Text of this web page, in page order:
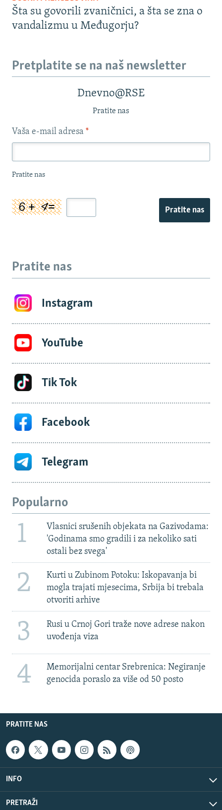
Šta su govorili zvaničnici, a šta se zna o
vandalizmu u Međugorju?
Pretplatite se na naš newsletter
Dnevno@RSE
Pratite nas
Vaša e-mail adresa *
Pratite nas
Pratite nas
Pratite nas
Instagram
YouTube
Tik Tok
Facebook
Telegram
Popularno
1
Vlasnici srušenih objekata na Gazivodama:
'Godinama smo gradili i za nekoliko sati
ostali bez svega'
2
Kurti u Zubinom Potoku: Iskopavanja bi
mogla trajati mjesecima, Srbija bi trebala
otvoriti arhive
3
Rusi u Crnoj Gori traže nove adrese nakon
uvođenja viza
4
Memorijalni centar Srebrenica: Negiranje
genocida poraslo za više od 50 posto
PRATITE NAS
INFO
PRETRAŽI